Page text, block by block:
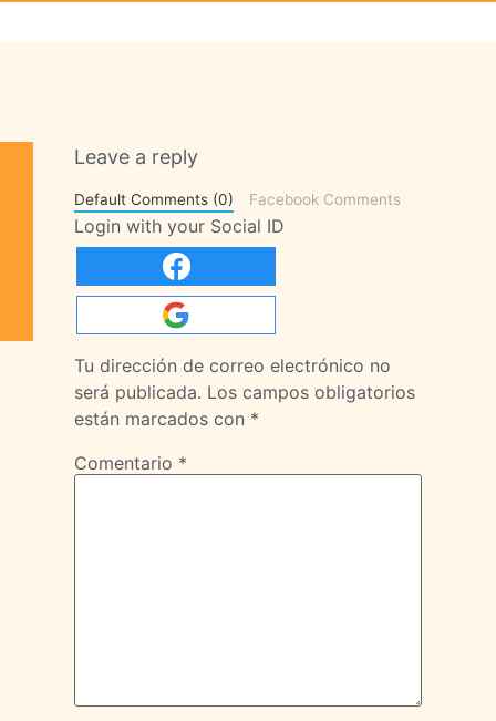
Leave a reply
Default Comments (0) Facebook Comments
Login with your Social ID
Tu dirección de correo electrónico no
será publicada. Los campos obligatorios
están marcados con *
Comentario *